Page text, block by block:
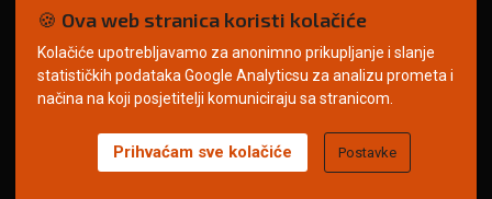
© Copyright 2026. | ARILEO
Uvjeti korištenja Politika privatnosti
Impressum
🍪 Ova web stranica koristi kolačiće
Kolačiće upotrebljavamo za anonimno prikupljanje i slanje
statističkih podataka Google Analyticsu za analizu prometa i
načina na koji posjetitelji komuniciraju sa stranicom.
Prihvaćam sve kolačiće Postavke